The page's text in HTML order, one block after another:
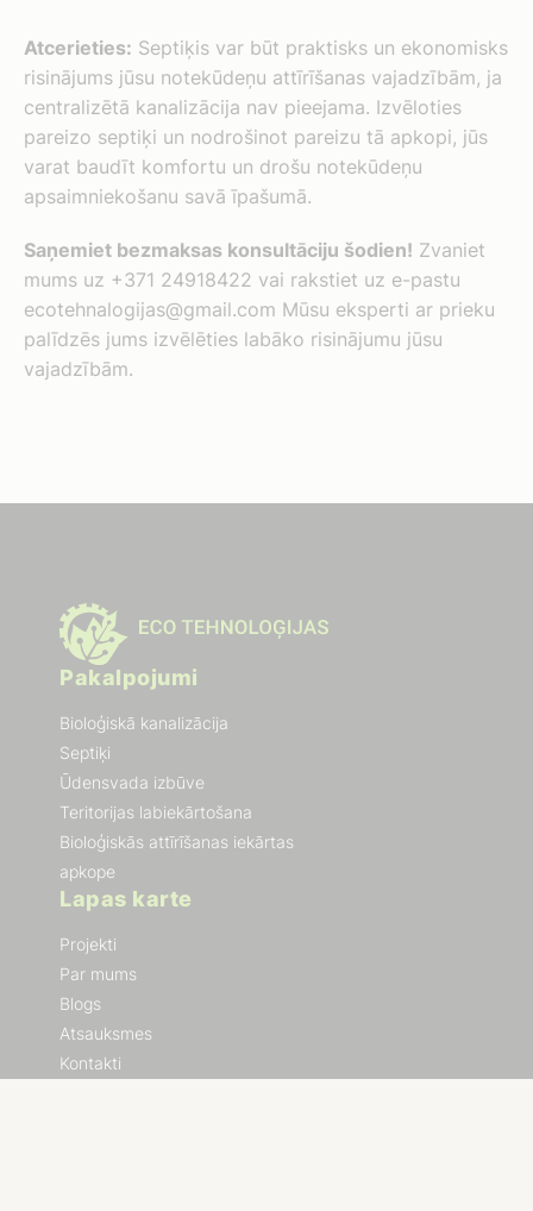
Atcerieties: Septiķis var būt praktisks un ekonomisks
risinājums jūsu notekūdeņu attīrīšanas vajadzībām, ja
centralizētā kanalizācija nav pieejama. Izvēloties
pareizo septiķi un nodrošinot pareizu tā apkopi, jūs
varat baudīt komfortu un drošu notekūdeņu
apsaimniekošanu savā īpašumā.
Saņemiet bezmaksas konsultāciju šodien! Zvaniet
mums uz +371 24918422 vai rakstiet uz e-pastu
ecotehnalogijas@gmail.com Mūsu eksperti ar prieku
palīdzēs jums izvēlēties labāko risinājumu jūsu
vajadzībām.
Pakalpojumi
Bioloģiskā kanalizācija
Septiķi
Ūdensvada izbūve
Teritorijas labiekārtošana
Bioloģiskās attīrīšanas iekārtas
apkope
Lapas karte
Projekti
Par mums
Blogs
Atsauksmes
Kontakti